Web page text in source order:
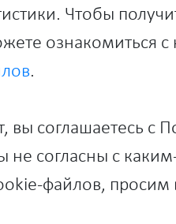
модели:
доступа 10G Base-X (20
порта 40 Гбит/с)
модулей
аппаратная
гарантия
у
Чтобы
ознакомиться с
.
вы соглашаетесь с
не согласны с
файлов, просим